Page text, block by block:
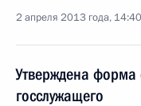
2 апреля 2013 года, 14:40
Утверждена форма
госслужащего